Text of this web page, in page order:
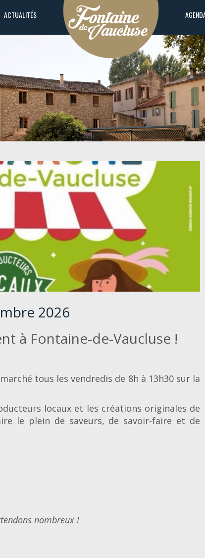
ACTUALITÉS
2026
à Fontaine-de-Vaucluse !
tous les vendredis de 8h à 13h30 sur la
locaux et les créations originales de
le plein de saveurs, de savoir-faire et de
nombreux !